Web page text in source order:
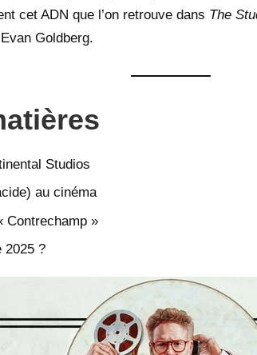
cet ADN que l’on retrouve dans The
Goldberg.
Studios
au cinéma
Contrechamp »
2025 ?